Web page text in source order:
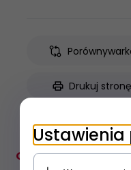
Drukuj stronę
OPIS PRODUKTU
Ustawienia